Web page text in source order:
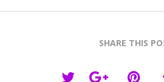
SHARE THIS